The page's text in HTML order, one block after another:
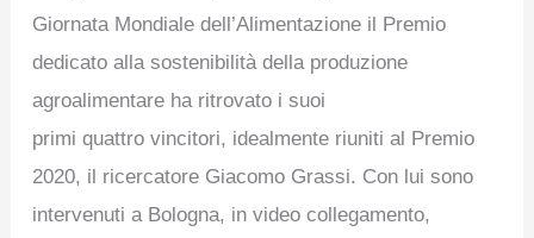
Giornata Mondiale dell’Alimentazione il Premio
dedicato alla sostenibilità della produzione
agroalimentare ha ritrovato i suoi
primi quattro vincitori, idealmente riuniti al Premio
2020, il ricercatore Giacomo Grassi. Con lui sono
intervenuti a Bologna, in video collegamento,
per
lo
sviluppo
sostenibile